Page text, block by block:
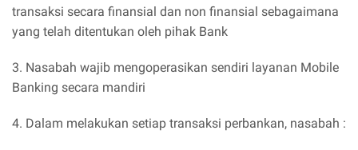
transaksi secara finansial dan non finansial sebagaimana
yang telah ditentukan oleh pihak Bank
3. Nasabah wajib mengoperasikan sendiri layanan Mobile
Banking secara mandiri
4. Dalam melakukan setiap transaksi perbankan, nasabah :